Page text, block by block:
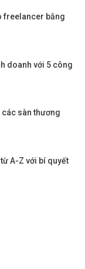
freelancer bằng
doanh với 5 công
các sàn thương
từ A-Z với bí quyết